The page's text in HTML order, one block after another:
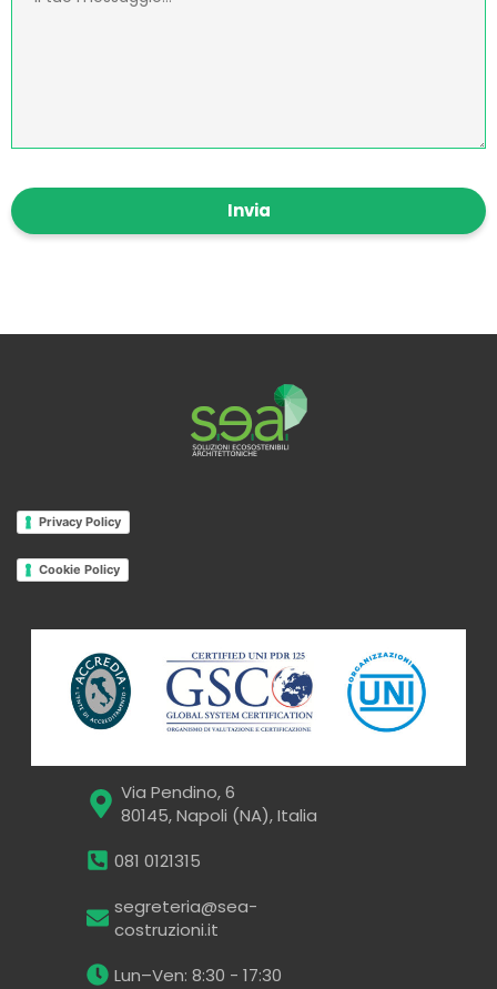
Privacy Policy
Cookie Policy
Via Pendino, 6
80145, Napoli (NA), Italia
081 0121315​
segreteria@sea-
costruzioni.it​
Lun–Ven: 8:30 - 17:30